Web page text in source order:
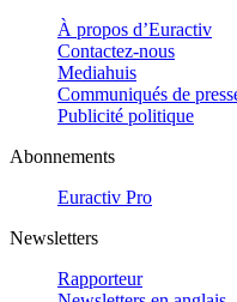
À propos d’Euractiv
Contactez-nous
Mediahuis
Communiqués de
Publicité politique
Abonnements
Euractiv Pro
Newsletters
Rapporteur